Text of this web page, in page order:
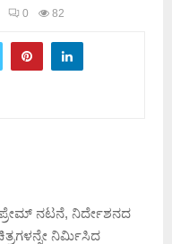
0 82
ನಟನೆ, ನಿರ್ದೇಶನದ
ನಿರ್ಮಿಸಿದ